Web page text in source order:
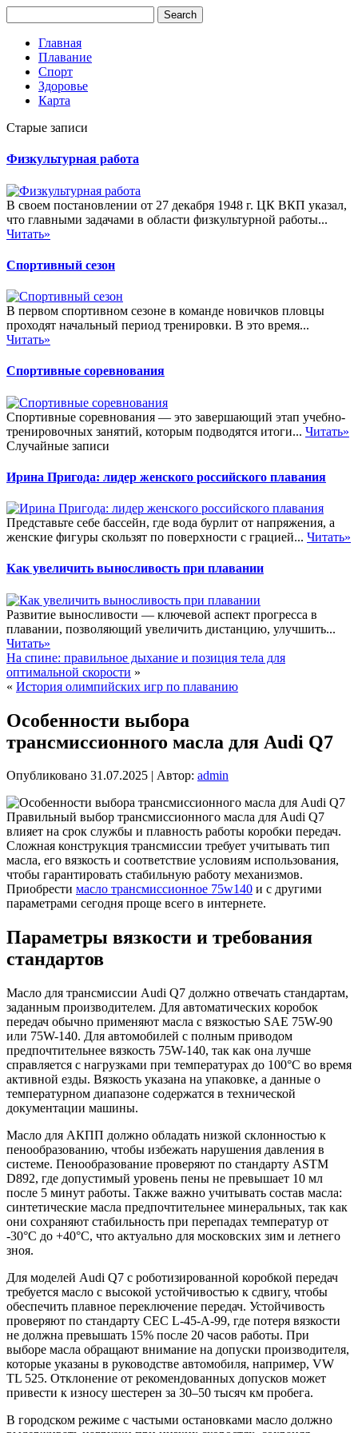
Главная
Плавание
Спорт
Здоровье
Карта
Старые записи
Физкультурная работа
В своем постановлении от 27 декабря 1948 г. ЦК ВКП указал,
что главными задачами в области физкультурной работы...
Читать»
Спортивный сезон
В первом спортивном сезоне в команде новичков пловцы
проходят начальный период тренировки. В это время...
Читать»
Спортивные соревнования
Спортивные соревнования — это завершающий этап учебно-
тренировочных занятий, которым подводятся итоги... Читать»
Случайные записи
Ирина Пригода: лидер женского российского плавания
Представьте себе бассейн, где вода бурлит от напряжения, а
женские фигуры скользят по поверхности с грацией... Читать»
Как увеличить выносливость при плавании
Развитие выносливости — ключевой аспект прогресса в
плавании, позволяющий увеличить дистанцию, улучшить...
Читать»
На спине: правильное дыхание и позиция тела для
оптимальной скорости »
« История олимпийских игр по плаванию
Особенности выбора
трансмиссионного масла для Audi Q7
Опубликовано 31.07.2025 Автор: admin
Правильный выбор трансмиссионного масла для Audi Q7
влияет на срок службы и плавность работы коробки передач.
Сложная конструкция трансмиссии требует учитывать тип
масла, его вязкость и соответствие условиям использования,
чтобы гарантировать стабильную работу механизмов.
Приобрести масло трансмиссионное 75w140 и с другими
параметрами сегодня проще всего в интернете.
Параметры вязкости и требования
стандартов
Масло для трансмиссии Audi Q7 должно отвечать стандартам,
заданным производителем. Для автоматических коробок
передач обычно применяют масла с вязкостью SAE 75W-90
или 75W-140. Для автомобилей с полным приводом
предпочтительнее вязкость 75W-140, так как она лучше
справляется с нагрузками при температурах до 100°C во время
активной езды. Вязкость указана на упаковке, а данные о
температурном диапазоне содержатся в технической
документации машины.
Масло для АКПП должно обладать низкой склонностью к
пенообразованию, чтобы избежать нарушения давления в
системе. Пенообразование проверяют по стандарту ASTM
D892, где допустимый уровень пены не превышает 10 мл
после 5 минут работы. Также важно учитывать состав масла:
синтетические масла предпочтительнее минеральных, так как
они сохраняют стабильность при перепадах температур от
-30°C до +40°C, что актуально для московских зим и летнего
зноя.
Для моделей Audi Q7 с роботизированной коробкой передач
требуется масло с высокой устойчивостью к сдвигу, чтобы
обеспечить плавное переключение передач. Устойчивость
проверяют по стандарту CEC L-45-A-99, где потеря вязкости
не должна превышать 15% после 20 часов работы. При
выборе масла обращают внимание на допуски производителя,
которые указаны в руководстве автомобиля, например, VW
TL 525. Отклонение от рекомендованных допусков может
привести к износу шестерен за 30–50 тысяч км пробега.
В городском режиме с частыми остановками масло должно